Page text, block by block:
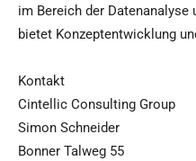
im Bereich der Datenanalyse
bietet Konzeptentwicklung
Kontakt
Cintellic Consulting Group
Simon Schneider
Bonner Talweg 55